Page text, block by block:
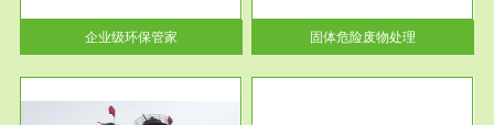
企业级环保管家
活动中...
固体危险废物处理